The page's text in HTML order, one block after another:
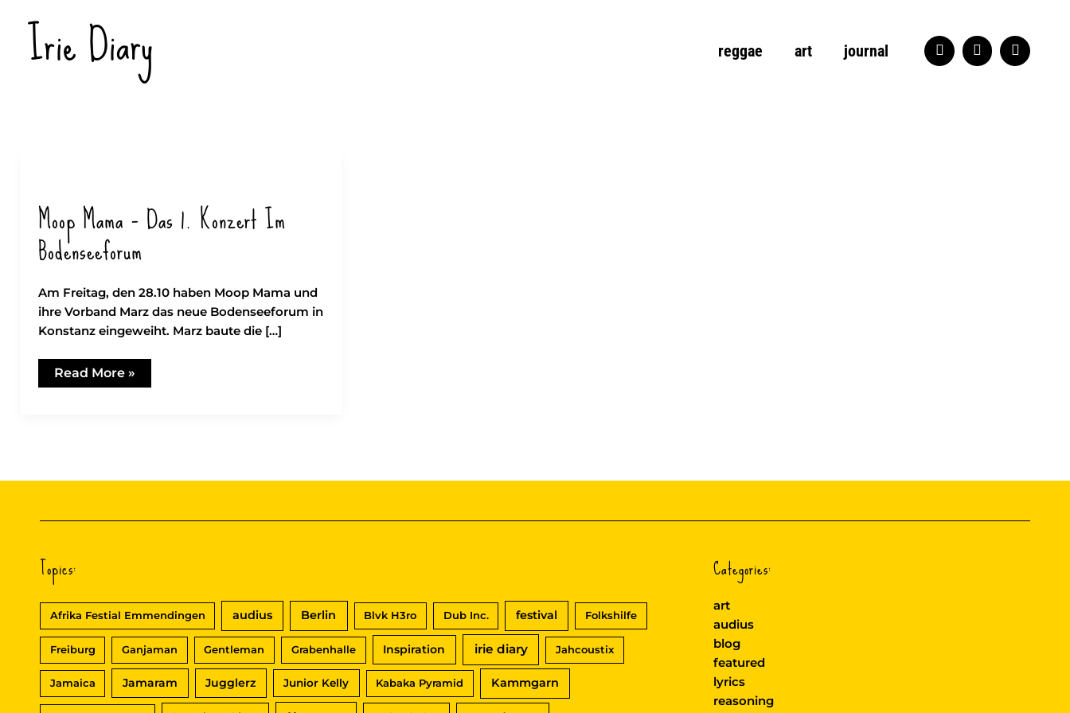
Inhalt
springenIrie Diary reggae art journal
Moop Mama – Das 1. Konzert Im
Bodenseeforum
Am Freitag, den 28.10 haben Moop Mama und
ihre Vorband Marz das neue Bodenseeforum in
Konstanz eingeweiht. Marz baute die […]
Moop
Mama
Read More »
Topics:
Afrika Festial Emmendingen audius Berlin Blvk H3ro Dub Inc. festival Folkshilfe
Freiburg Ganjaman Gentleman Grabenhalle Inspiration irie diary Jahcoustix
Jamaica Jamaram Jugglerz Junior Kelly Kabaka Pyramid Kammgarn
Categories:
art
audius
blog
featured
lyrics
reasoning